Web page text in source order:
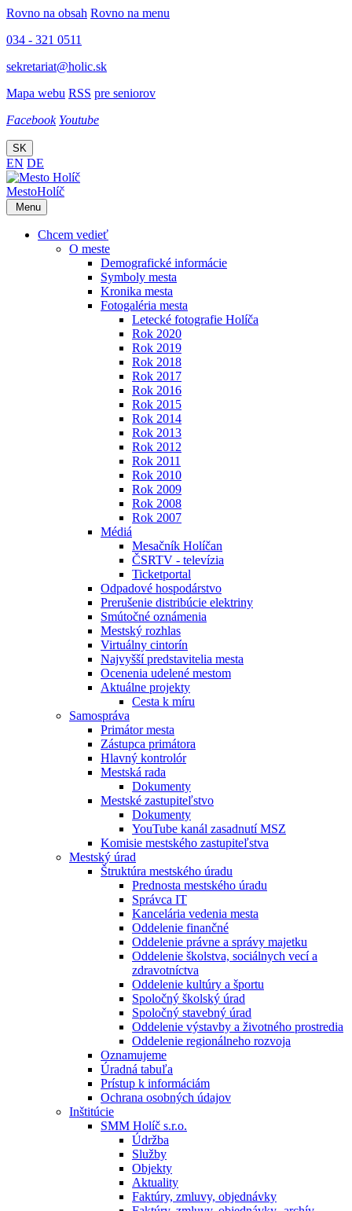
Rovno na obsah Rovno na menu
034 - 321 0511
sekretariat@holic.sk
Mapa webu RSS pre seniorov
Facebook Youtube
SK
EN DE
MestoHolíč
Menu
Chcem vedieť
O meste
Demografické informácie
Symboly mesta
Kronika mesta
Fotogaléria mesta
Letecké fotografie Holíča
Rok 2020
Rok 2019
Rok 2018
Rok 2017
Rok 2016
Rok 2015
Rok 2014
Rok 2013
Rok 2012
Rok 2011
Rok 2010
Rok 2009
Rok 2008
Rok 2007
Médiá
Mesačník Holíčan
ČSRTV - televízia
Ticketportal
Odpadové hospodárstvo
Prerušenie distribúcie elektriny
Smútočné oznámenia
Mestský rozhlas
Virtuálny cintorín
Najvyšší predstavitelia mesta
Ocenenia udelené mestom
Aktuálne projekty
Cesta k míru
Samospráva
Primátor mesta
Zástupca primátora
Hlavný kontrolór
Mestská rada
Dokumenty
Mestské zastupiteľstvo
Dokumenty
YouTube kanál zasadnutí MSZ
Komisie mestského zastupiteľstva
Mestský úrad
Štruktúra mestského úradu
Prednosta mestského úradu
Správca IT
Kancelária vedenia mesta
Oddelenie finančné
Oddelenie právne a správy majetku
Oddelenie školstva, sociálnych vecí a
zdravotníctva
Oddelenie kultúry a športu
Spoločný školský úrad
Spoločný stavebný úrad
Oddelenie výstavby a životného prostredia
Oddelenie regionálneho rozvoja
Oznamujeme
Úradná tabuľa
Prístup k informáciám
Ochrana osobných údajov
Inštitúcie
SMM Holíč s.r.o.
Údržba
Služby
Objekty
Aktuality
Faktúry, zmluvy, objednávky